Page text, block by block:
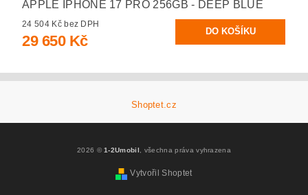
APPLE IPHONE 17 PRO 256GB - DEEP BLUE
24 504 Kč bez DPH
29 650 Kč
Shoptet.cz
2026 ©1-2Umobil , všechna práva vyhrazena
Vytvořil Shoptet